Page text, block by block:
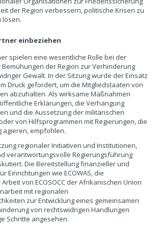
der Region verbessern, politische Krisen zu
lösen.
einbeziehen
spielen eine wesentliche Rolle bei der
der Region zur Verhinderung
Gewalt. In der Sitzung wurde der Einsatz
Druck gefordert, um die Mitgliedstaaten von
abzuhalten. Als wirksame Maßnahmen
Erklärungen, die Verhängung
und die Aussetzung der militärischen
von Hilfsprogrammen mit Regierungen, die
empfohlen.
regionaler Initiativen und Institutionen,
verantwortungsvolle Regierungsführung
Die Bereitstellung finanzieller und
Einrichtungen wie ECOWAS, die
von ECOSOCC der Afrikanischen Union
mit regionalen
zur Entwicklung eines gemeinsamen
von rechtswidrigen Handlungen
Schritte angesehen.